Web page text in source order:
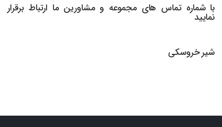
با شماره تماس های مجموعه و مشاورین ما ارتباط برقرار
نمایید
شیر خروسکی